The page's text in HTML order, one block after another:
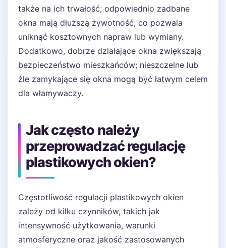
także na ich trwałość; odpowiednio zadbane
okna mają dłuższą żywotność, co pozwala
uniknąć kosztownych napraw lub wymiany.
Dodatkowo, dobrze działające okna zwiększają
bezpieczeństwo mieszkańców; nieszczelne lub
źle zamykające się okna mogą być łatwym celem
dla włamywaczy.
Jak często należy
przeprowadzać regulację
plastikowych okien?
Częstotliwość regulacji plastikowych okien
zależy od kilku czynników, takich jak
intensywność użytkowania, warunki
atmosferyczne oraz jakość zastosowanych